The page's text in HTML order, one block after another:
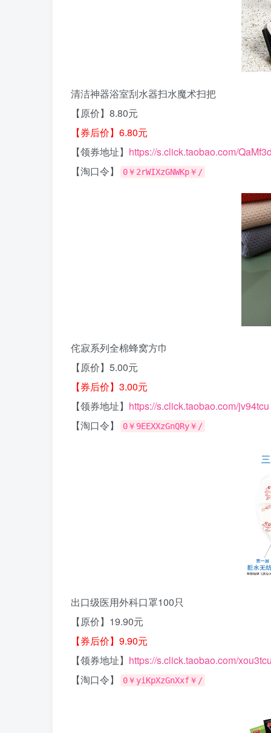
清洁神器浴室刮水器扫水魔术扫把
【原价】8.80元
【券后价】6.80元
【领券地址】 https://s.click.taobao.com/
【淘口令】
0￥2rWIXzGNWKp￥/
侘寂系列全棉蜂窝方巾
【原价】5.00元
【券后价】3.00元
【领券地址】 https://s.click.taobao.com/jv94tcu
【淘口令】
0￥9EEXXzGnQRy￥/
出口级医用外科口罩100只
【原价】19.90元
【券后价】9.90元
【领券地址】 https://s.click.taobao.com/
【淘口令】
0￥yiKpXzGnXxf￥/